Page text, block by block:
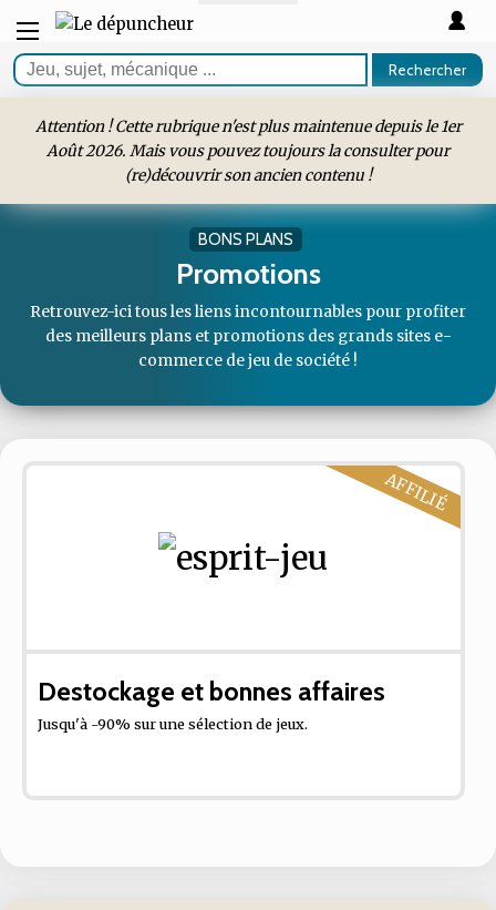
Rechercher
Attention ! Cette rubrique n'est plus maintenue depuis le 1er
Août 2026. Mais vous pouvez toujours la consulter pour
(re)découvrir son ancien contenu !
BONS PLANS
Promotions
Retrouvez-ici tous les liens incontournables pour profiter
des meilleurs plans et promotions des grands sites e-
commerce de jeu de société !
AFFILIÉ
Destockage et bonnes affaires
Jusqu'à -90% sur une sélection de jeux.